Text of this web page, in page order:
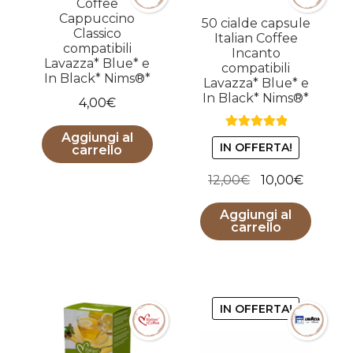
Coffee
Cappuccino
Classico
compatibili
Lavazza* Blue* e
In Black* Nims®*
4,00€
Aggiungi al
carrello
50 cialde capsule
Italian Coffee
Incanto
compatibili
Lavazza* Blue* e
In Black* Nims®*
Valutato5.00
su 5
IN OFFERTA!
12,00€
prezzo
originale
era:
10,00€Il
attuale
è:
Aggiungi al
carrello
IN OFFERTA!